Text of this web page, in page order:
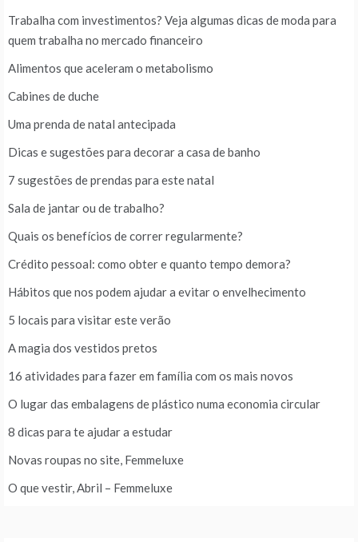
Trabalha com investimentos? Veja algumas dicas de moda para
quem trabalha no mercado financeiro
Alimentos que aceleram o metabolismo
Cabines de duche
Uma prenda de natal antecipada
Dicas e sugestões para decorar a casa de banho
7 sugestões de prendas para este natal
Sala de jantar ou de trabalho?
Quais os benefícios de correr regularmente?
Crédito pessoal: como obter e quanto tempo demora?
Hábitos que nos podem ajudar a evitar o envelhecimento
5 locais para visitar este verão
A magia dos vestidos pretos
16 atividades para fazer em família com os mais novos
O lugar das embalagens de plástico numa economia circular
8 dicas para te ajudar a estudar
Novas roupas no site, Femmeluxe
O que vestir, Abril – Femmeluxe